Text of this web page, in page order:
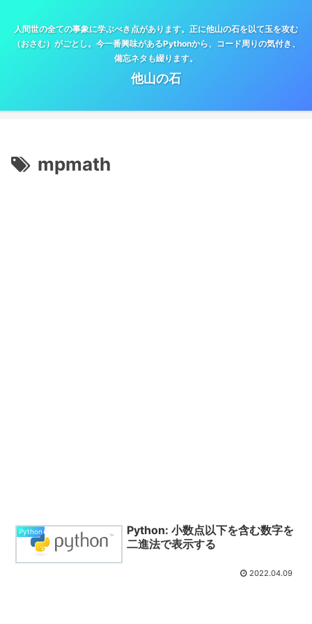
人間世の全ての事象に学ぶべき点があります。正に他山の石を以て玉を攻む
（おさむ）がごとし。今一番興味があるPythonから、コード周りの気付き、
備忘ネタも綴ります。
他山の石
mpmath
Python
Python: 小数点以下を含む数字を
二進法で表示する
2022.04.09